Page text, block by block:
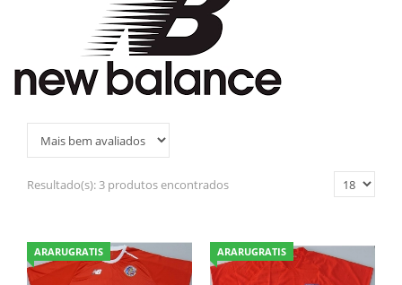
Resultado(s):3 produtos encontrados
ARARUGRATIS ARARUGRATIS